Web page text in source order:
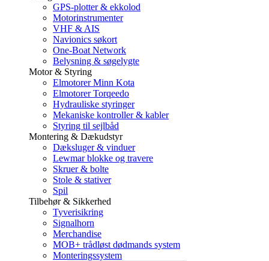
GPS-plotter & ekkolod
Motorinstrumenter
VHF & AIS
Navionics søkort
One-Boat Network
Belysning & søgelygte
Motor & Styring
Elmotorer Minn Kota
Elmotorer Torqeedo
Hydrauliske styringer
Mekaniske kontroller & kabler
Styring til sejlbåd
Montering & Dækudstyr
Dæksluger & vinduer
Lewmar blokke og travere
Skruer & bolte
Stole & stativer
Spil
Tilbehør & Sikkerhed
Tyverisikring
Signalhorn
Merchandise
MOB+ trådløst dødmands system
Monteringssystem